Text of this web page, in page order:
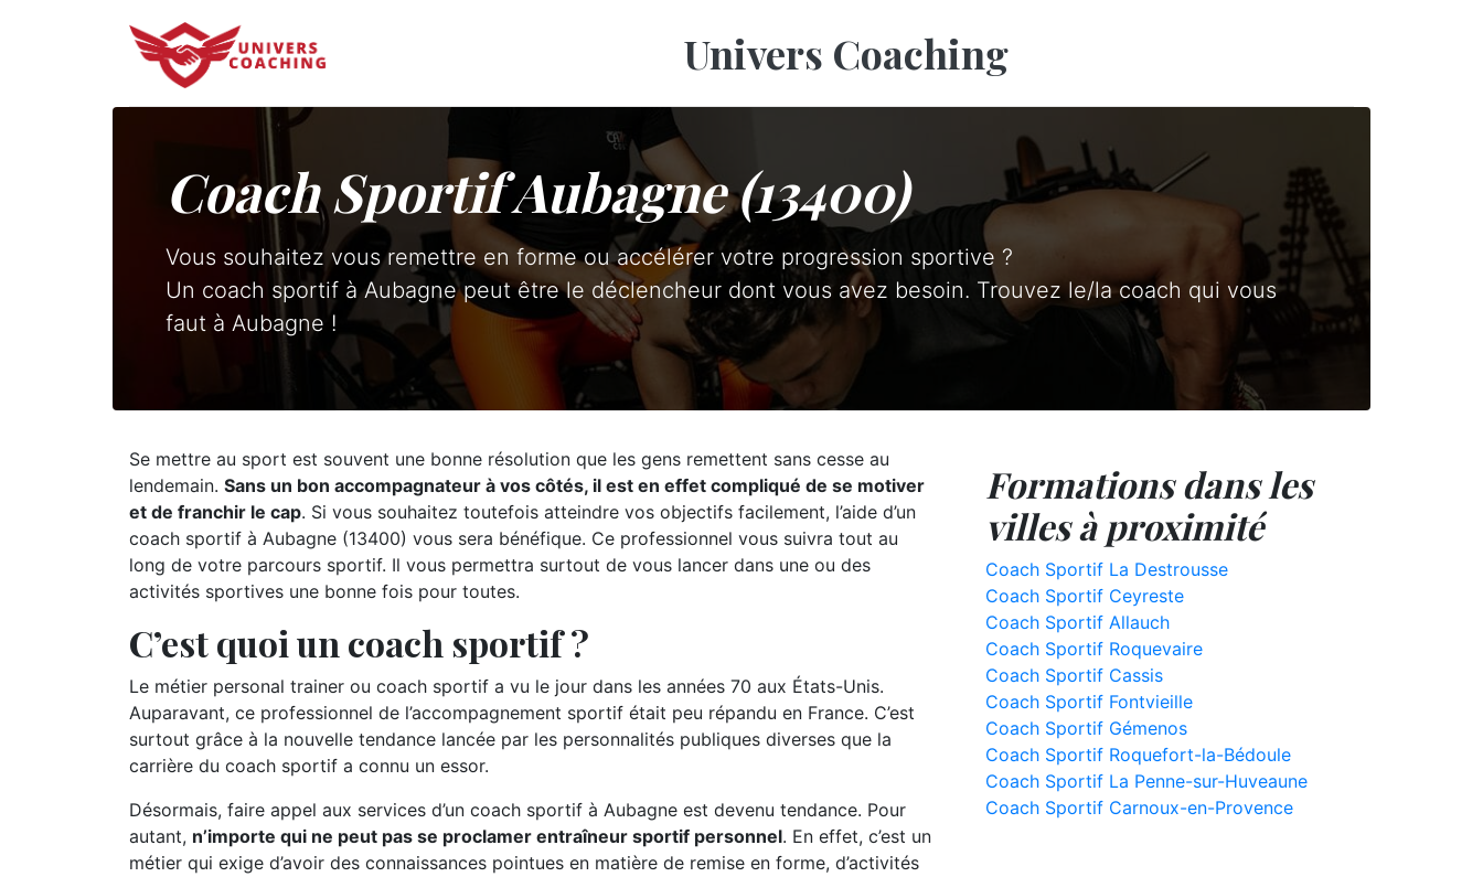
Univers Coaching
Coach Sportif Aubagne (13400)
Vous souhaitez vous remettre en forme ou accélérer votre progression sportive ?
Un coach sportif à Aubagne peut être le déclencheur dont vous avez besoin. Trouvez le/la coach qui vous
faut à Aubagne !
Se mettre au sport est souvent une bonne résolution que les gens remettent sans cesse au
lendemain. Sans un bon accompagnateur à vos côtés, il est en effet compliqué de se motiver
et de franchir le cap. Si vous souhaitez toutefois atteindre vos objectifs facilement, l’aide d’un
coach sportif à Aubagne (13400) vous sera bénéfique. Ce professionnel vous suivra tout au
long de votre parcours sportif. Il vous permettra surtout de vous lancer dans une ou des
activités sportives une bonne fois pour toutes.
C’est quoi un coach sportif ?
Le métier personal trainer ou coach sportif a vu le jour dans les années 70 aux États-Unis.
Auparavant, ce professionnel de l’accompagnement sportif était peu répandu en France. C’est
surtout grâce à la nouvelle tendance lancée par les personnalités publiques diverses que la
carrière du coach sportif a connu un essor.
Désormais, faire appel aux services d’un coach sportif à Aubagne est devenu tendance. Pour
autant, n’importe qui ne peut pas se proclamer entraîneur sportif personnel. En effet, c’est un
métier qui exige d’avoir des connaissances pointues en matière de remise en forme, d’activités
Formations dans les
villes à proximité
Coach Sportif La Destrousse
Coach Sportif Ceyreste
Coach Sportif Allauch
Coach Sportif Roquevaire
Coach Sportif Cassis
Coach Sportif Fontvieille
Coach Sportif Gémenos
Coach Sportif Roquefort-la-Bédoule
Coach Sportif La Penne-sur-Huveaune
Coach Sportif Carnoux-en-Provence